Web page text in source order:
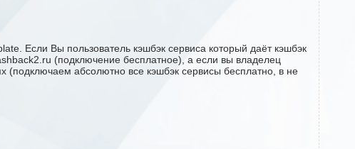
Если Вы пользователь кэшбэк сервиса который даёт кэшбэк
(подключение бесплатное), а если вы владелец
(подключаем абсолютно все кэшбэк сервисы бесплатно, в не